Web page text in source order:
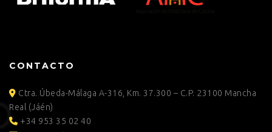
CONTACTO
Ctra. Úbeda-Málaga A-316, Km. 37.300 – C.P. 23100 Mancha
Real (Jáén)
+34 953 35 02 40